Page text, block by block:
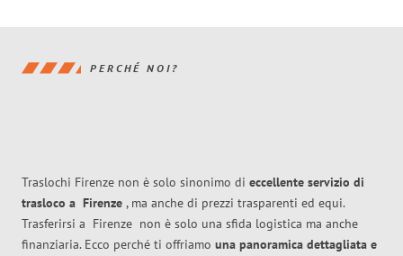
PERCHÉ NOI?
Traslochi Firenze non è solo sinonimo di eccellente servizio di
trasloco a Firenze , ma anche di prezzi trasparenti ed equi.
Trasferirsi a Firenze non è solo una sfida logistica ma anche
finanziaria. Ecco perché ti offriamo una panoramica dettagliata e